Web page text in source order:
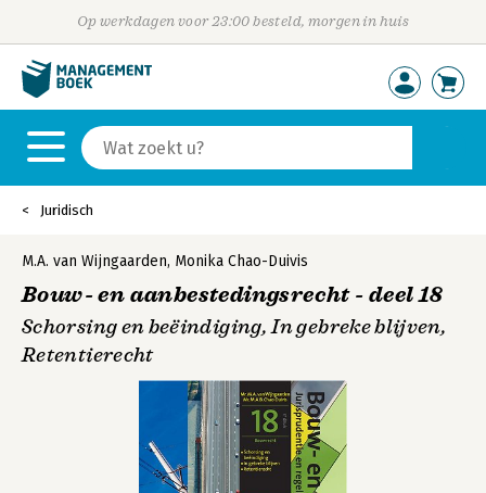
Op werkdagen voor 23:00 besteld, morgen in huis
Juridisch
M.A. van Wijngaarden, Monika Chao-Duivis
Bouw- en aanbestedingsrecht - deel 18
Schorsing en beëindiging, In gebreke blijven,
Retentierecht